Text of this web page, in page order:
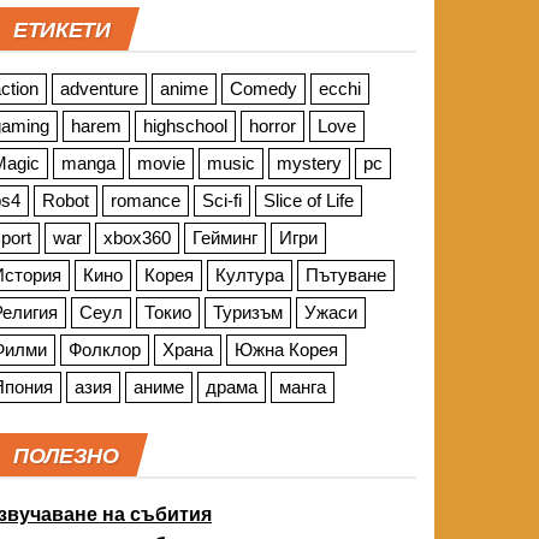
ЕТИКЕТИ
adventure anime Comedy
ecchi
harem highschool horror
Love
manga movie music mystery
pc
Robot romance Sci-fi
Slice of Life
war xbox360 Гейминг
Игри
Кино Корея Култура
Пътуване
Сеул Токио Туризъм
Ужаси
Фолклор Храна
Южна Корея
азия аниме драма манга
ПОЛЕЗНО
на събития